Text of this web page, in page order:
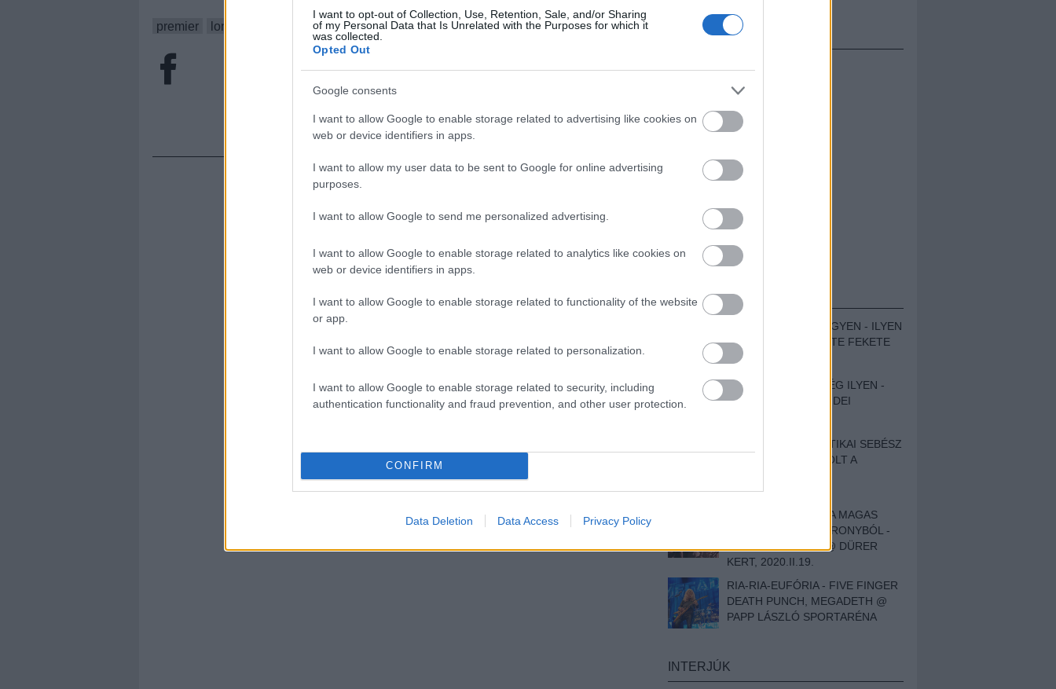
I want to opt-out of Collection, Use, Retention, Sale, and/or Sharing
of my Personal Data that Is Unrelated with the Purposes for which it
was collected.
Opted Out
Google consents
I want to allow Google to enable storage related to advertising like cookies on
web or device identifiers in apps.
I want to allow my user data to be sent to Google for online advertising
purposes.
I want to allow Google to send me personalized advertising.
I want to allow Google to enable storage related to analytics like cookies on
web or device identifiers in apps.
I want to allow Google to enable storage related to functionality of the website
or app.
I want to allow Google to enable storage related to personalization.
I want to allow Google to enable storage related to security, including
authentication functionality and fraud prevention, and other user protection.
CONFIRM
Data Deletion Data Access Privacy Policy
premier
longstoryshort
HIRDETÉS
BESZÁMOLÓK
ZENÉS TÁBOR A HEGYEN - ILYEN
VOLT A VÍRUS SZÜLTE FEKETE
ZAJ FESZTIVÁL
SOHA NEM VOLT MÉG ILYEN -
BESZÁMOLÓNK AZ IDEI
EGY HALLÁSPLASZTIKAI SEBÉSZ
NAPLÓJA - ILYEN VOLT A
DOKUMENTUMFILM
MÉLY FÉRFIBÁNAT A MAGAS
ELEFÁNTCSONTTORONYBÓL -
LEPROUS, KLONE @ DÜRER
KERT, 2020.II.19.
RIA-RIA-EUFÓRIA - FIVE FINGER
DEATH PUNCH, MEGADETH @
PAPP LÁSZLÓ SPORTARÉNA
INTERJÚK